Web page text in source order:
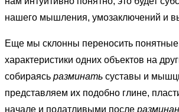
нашего мышления, умозаключений и
Еще мы склонны переносить
характеристики одних объектов на
собираясь разминать суставы и
представляем их подобно глине,
начале и податливыми после